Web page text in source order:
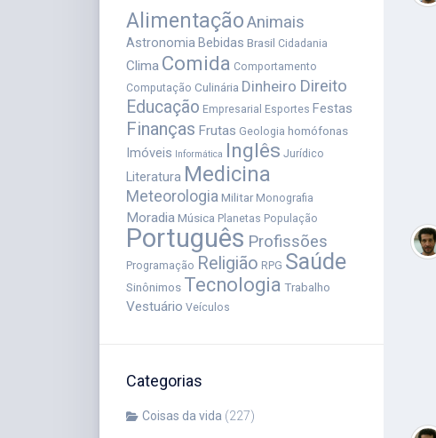
AlimentaçãoAnimais
AstronomiaBebidas Brasil Cidadania
Clima Comida Comportamento
Computação Culinária Dinheiro Direito
Educação Empresarial Esportes Festas
Finanças Frutas Geologia homófonas
Imóveis Informática Inglês Jurídico
Literatura Medicina
MeteorologiaMilitar Monografia
MoradiaMúsica Planetas População
Português Profissões
Programação Religião RPG Saúde
Sinônimos Tecnologia Trabalho
Vestuário Veículos
Categorias
Coisas da vida (227)